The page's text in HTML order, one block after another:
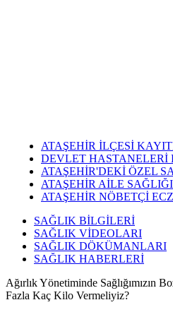
ATAŞEHİR İLÇESİ
DEVLET HASTANELERİ
ATAŞEHİR'DEKİ ÖZEL
ATAŞEHİR AİLE
ATAŞEHİR NÖBETÇİ
SAĞLIK BİLGİLERİ
SAĞLIK VİDEOLARI
SAĞLIK DÖKÜMANLARI
SAĞLIK HABERLERİ
Ağırlık Yönetiminde Sağlığımızın
Fazla Kaç Kilo Vermeliyiz?